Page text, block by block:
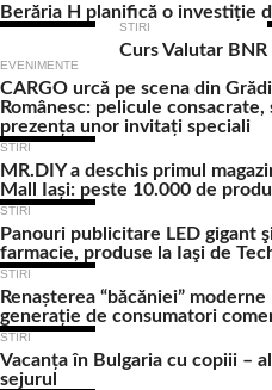
Berăria H planifică o investiție
STIRI
Curs Valutar BNR
EVENIMENTE
CARGO urcă pe scena din
Românesc: pelicule
prezența unor invitați speciali
STIRI
MR.DIY a deschis primul
Mall Iași: peste 10.000 de
STIRI
Panouri publicitare LED gigant
farmacie, produse la Iaşi de
STIRI
Renașterea “băcăniei”
generație de consumatori
STIRI
Vacanța în Bulgaria cu copiii –
sejurul